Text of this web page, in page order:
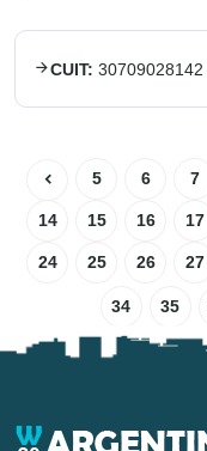
CUIT: 30709028142
5 6 7
14 15 16 17
24 25 26 27
34 35